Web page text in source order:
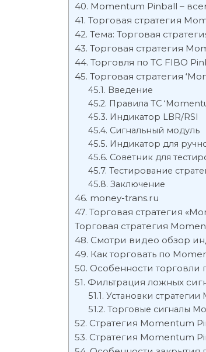
Momentum Pinball –
Торговая стратегия
Тема: Торговая
Торговая стратегия
Торговля по ТС FIBO
Торговая стратегия
Введение
Правила ТС
Индикатор LBR/RSI
Сигнальный модуль
Индикатор для
Советник для
Тестирование
Заключение
money-trans.ru
Торговая стратегия
Торговая стратегия
Смотри видео обзор
Как торговать по
Особенности торговли
Фильтрация ложных
Установки
Торговые сигналы
Стратегия Momentum
Стратегия Momentum